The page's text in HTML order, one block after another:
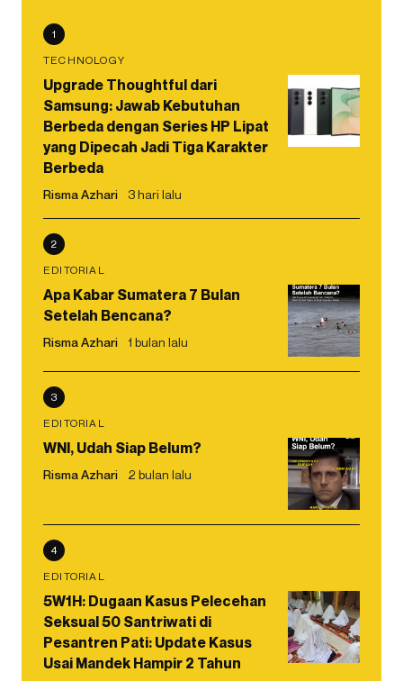
1
TECHNOLOGY
Upgrade Thoughtful dari
Samsung: Jawab Kebutuhan
Berbeda dengan Series HP Lipat
yang Dipecah Jadi Tiga Karakter
Berbeda
Risma Azhari 3 hari lalu
2
EDITORIAL
Apa Kabar Sumatera 7 Bulan
Setelah Bencana?
Risma Azhari 1 bulan lalu
3
EDITORIAL
WNI, Udah Siap Belum?
Risma Azhari 2 bulan lalu
4
EDITORIAL
5W1H: Dugaan Kasus Pelecehan
Seksual 50 Santriwati di
Pesantren Pati: Update Kasus
Usai Mandek Hampir 2 Tahun